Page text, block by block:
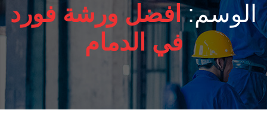
الوسم:افضل ورشة فورد
في الدمام